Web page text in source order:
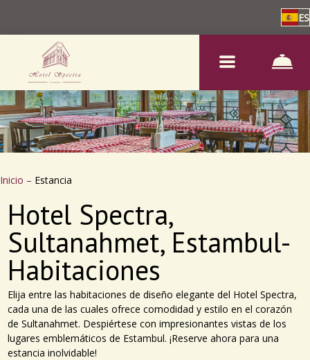
ES
Inicio – Estancia
Hotel Spectra,
Sultanahmet, Estambul-
Habitaciones
Elija entre las habitaciones de diseño elegante del Hotel Spectra,
cada una de las cuales ofrece comodidad y estilo en el corazón
de Sultanahmet. Despiértese con impresionantes vistas de los
lugares emblemáticos de Estambul. ¡Reserve ahora para una
estancia inolvidable!